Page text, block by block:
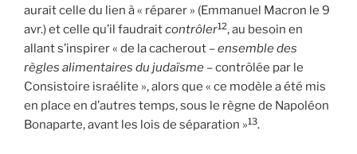
aurait celle du lien à « réparer » (Emmanuel Macron le 9
avr.) et celle qu’il faudraitcontrôler12, au besoin en
allant s’inspirer « de la cacherout – ensemble des
règles alimentaires du judaïsme –contrôlée par le
Consistoire israélite », alors que « ce modèle a été mis
en place en d’autres temps, sous le règne de Napoléon
Bonaparte, avant les lois de séparation »13.